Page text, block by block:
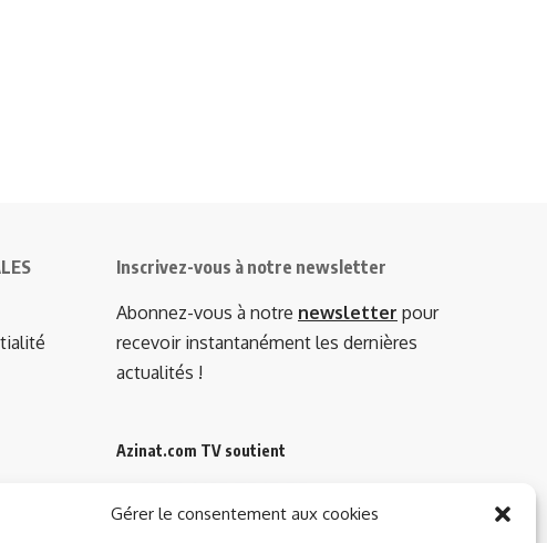
Gérer le consentement aux cookies
Inscrivez-vous à notre newsletter
Abonnez-vous à notre newsletter pour
recevoir instantanément les dernières
actualités !
Azinat.com TV soutient